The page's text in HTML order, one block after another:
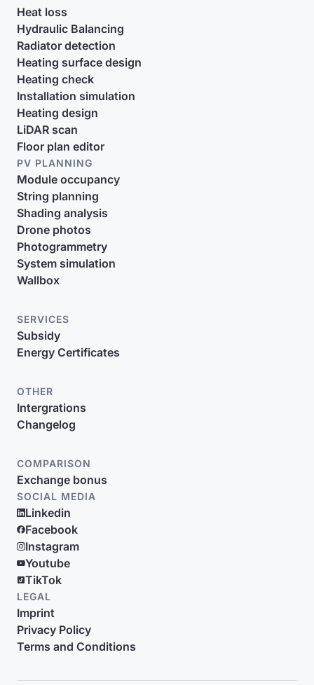
Heat loss
Hydraulic Balancing
Radiator detection
Heating surface design
Heating check
Installation simulation
Heating design
LiDAR scan
Floor plan editor
PV PLANNING
Module occupancy
String planning
Shading analysis
Drone photos
Photogrammetry
System simulation
Wallbox
SERVICES
Subsidy
Energy Certificates
OTHER
Intergrations
Changelog
COMPARISON
Exchange bonus
SOCIAL MEDIA
Linkedin
Facebook
Instagram
Youtube
TikTok
LEGAL
Imprint
Privacy Policy
Terms and Conditions